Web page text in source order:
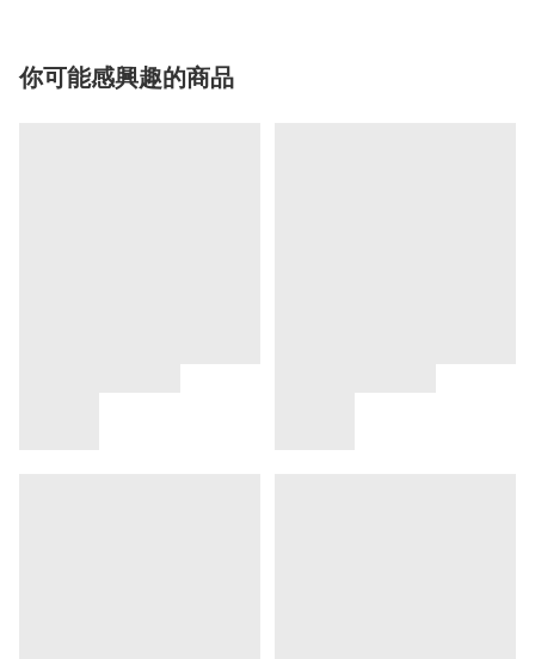
你可能感興趣的商品